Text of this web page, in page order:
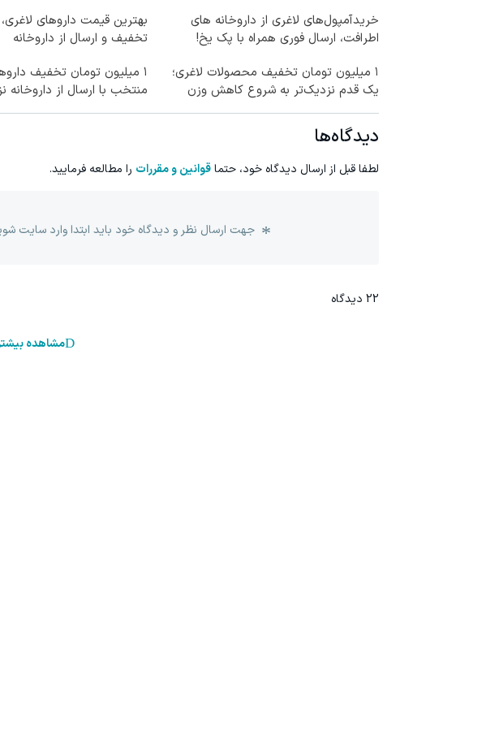
خریدآمپول‌های لاغری از داروخانه های
اطرافت، ارسال فوری همراه با پک یخ!
تخفیف و ارسال از داروخانه‌
۱ میلیون تومان تخفیف محصولات لاغری؛
یک قدم نزدیک‌تر به شروع کاهش وزن
۱ میلیون تومان تخفیف
منتخب با ارسال از داروخانه
دیدگاه‌ها
لطفا قبل از ارسال دیدگاه خود، حتماقوانین و مقررات را مطالعه فرمایید.
جهت ارسال نظر و دیدگاه خود باید ابتدا وارد سایت
22 دیدگاه
مشاهده